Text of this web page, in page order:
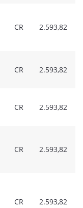
CR 2.593,82
CR 2.593,82
CR 2.593,82
CR 2.593,82
CR 2.593,82